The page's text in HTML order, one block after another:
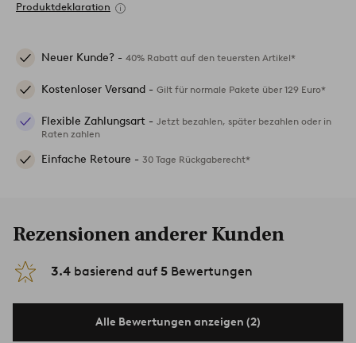
Produktdeklaration
Neuer Kunde? - 40% Rabatt auf den teuersten Artikel*
Kostenloser Versand - Gilt für normale Pakete über 129 Euro*
Flexible Zahlungsart - Jetzt bezahlen, später bezahlen oder in
Raten zahlen
Einfache Retoure - 30 Tage Rückgaberecht*
Rezensionen anderer Kunden
3.4 basierend auf 5 Bewertungen
Alle Bewertungen anzeigen (2)